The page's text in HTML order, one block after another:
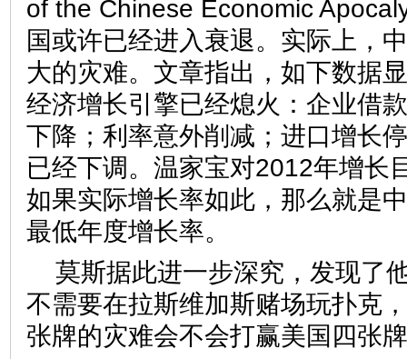
of the Chinese Economic
国或许已经进入衰退。实际上，
大的灾难。文章指出，如下数据
经济增长引擎已经熄火：企业借
下降；利率意外削减；进口增长
已经下调。温家宝对2012年增长
如果实际增长率如此，那么就是
最低年度增长率。
莫斯据此进一步深究，发现了
不需要在拉斯维加斯赌场玩扑克
张牌的灾难会不会打赢美国四张